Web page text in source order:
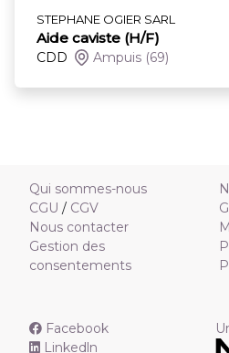
STEPHANE OGIER SARL
Aide caviste (H/F)
CDD Ampuis (69)
Qui sommes-nous
CGU / CGV
Nous contacter
Gestion des
consentements
Facebook
Linkedln